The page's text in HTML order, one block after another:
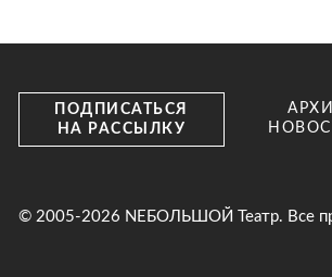
ПОДПИСАТЬСЯ
НА РАССЫЛКУ
© 2005-2026 NEБОЛЬШОЙ Театр. Все